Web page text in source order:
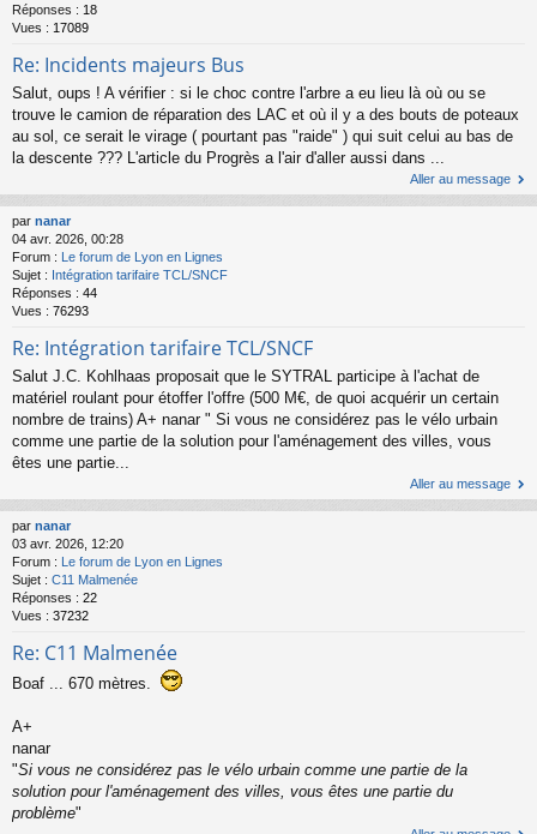
Réponses : 18
Vues : 17089
Re: Incidents majeurs Bus
Salut, oups ! A vérifier : si le choc contre l'arbre a eu lieu là où ou se
trouve le camion de réparation des LAC et où il y a des bouts de poteaux
au sol, ce serait le virage ( pourtant pas "raide" ) qui suit celui au bas de
la descente ??? L'article du Progrès a l'air d'aller aussi dans ...
Aller au message
par nanar
04 avr. 2026, 00:28
Forum : Le forum de Lyon en Lignes
Sujet : Intégration tarifaire TCL/SNCF
Réponses : 44
Vues : 76293
Re: Intégration tarifaire TCL/SNCF
Salut J.C. Kohlhaas proposait que le SYTRAL participe à l'achat de
matériel roulant pour étoffer l'offre (500 M€, de quoi acquérir un certain
nombre de trains) A+ nanar " Si vous ne considérez pas le vélo urbain
comme une partie de la solution pour l'aménagement des villes, vous
êtes une partie...
Aller au message
par nanar
03 avr. 2026, 12:20
Forum : Le forum de Lyon en Lignes
Sujet : C11 Malmenée
Réponses : 22
Vues : 37232
Re: C11 Malmenée
Boaf ... 670 mètres.
A+
nanar
"Si vous ne considérez pas le vélo urbain comme une partie de la
solution pour l'aménagement des villes, vous êtes une partie du
problème"